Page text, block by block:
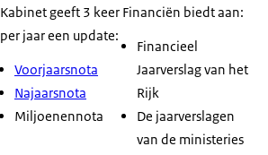
Kabinet geeft 3 keer
per jaar een update:
Voorjaarsnota
Najaarsnota
Miljoenennota
Financiën biedt aan:
Financieel
Jaarverslag van het
Rijk
De jaarverslagen
van de ministeries